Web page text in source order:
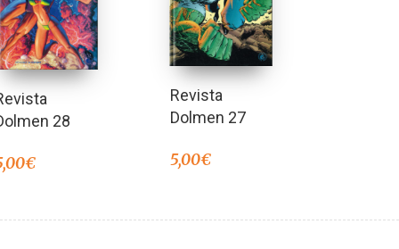
28
€
Revista
Dolmen 27
5,00€